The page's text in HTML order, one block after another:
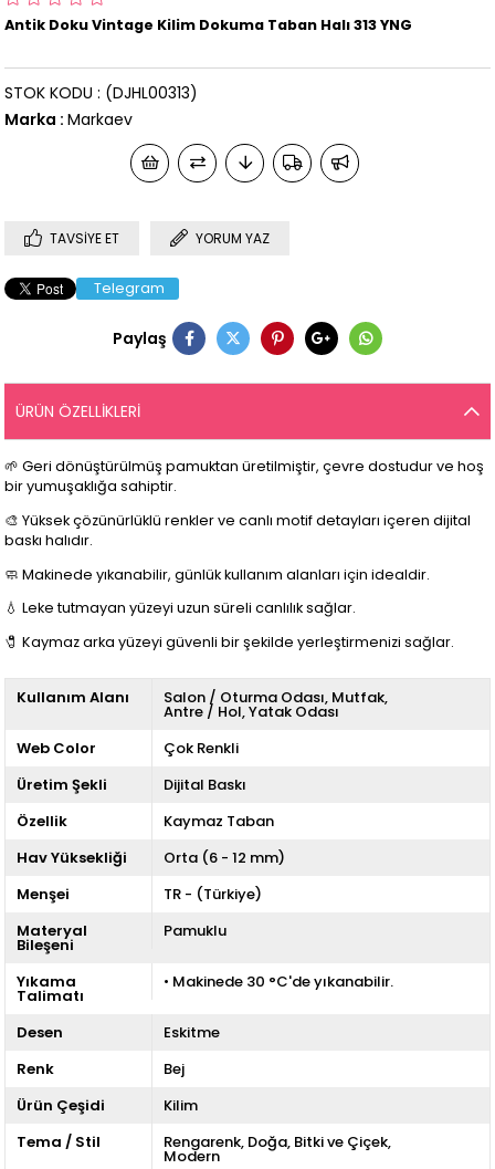
Antik Doku Vintage Kilim Dokuma Taban Halı 313 YNG
(DJHL00313)
STOK KODU
Marka : Markaev
TAVSIYE ET YORUM YAZ
Telegram
Paylaş
ÜRÜN ÖZELLIKLERI
🌱 Geri dönüştürülmüş pamuktan üretilmiştir, çevre dostudur ve hoş
bir yumuşaklığa sahiptir.
🎨 Yüksek çözünürlüklü renkler ve canlı motif detayları içeren dijital
baskı halıdır.
🧼 Makinede yıkanabilir, günlük kullanım alanları için idealdir.
💧 Leke tutmayan yüzeyi uzun süreli canlılık sağlar.
🧷 Kaymaz arka yüzeyi güvenli bir şekilde yerleştirmenizi sağlar.
Kullanım Alanı Salon / Oturma Odası Mutfak
Antre / Hol Yatak Odası
Web Color
Çok Renkli
Üretim Şekli
Dijital Baskı
Özellik
Kaymaz Taban
Hav Yüksekliği
Orta (6 - 12 mm)
Menşei
TR - (Türkiye)
Materyal
Bileşeni
Pamuklu
Yıkama
Talimatı
• Makinede 30 °C'de yıkanabilir.
Desen
Eskitme
Renk
Bej
Ürün Çeşidi
Kilim
Tema / Stil
Rengarenk Doğa Bitki ve Çiçek
Modern